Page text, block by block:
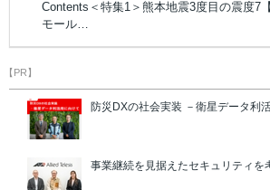
Contents＜特集1＞熊本地震3度目の震度7
モール…
【PR】
防災DXの社会実装 －衛星データ利
事業継続を見据えたセキュリティを